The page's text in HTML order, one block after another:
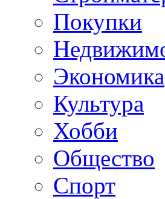
Покупки
Экономика
Культура
Хобби
Общество
Спорт